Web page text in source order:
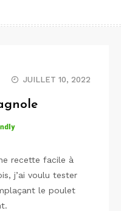
JUILLET 10, 2022
recette facile à
j’ai voulu tester
le poulet